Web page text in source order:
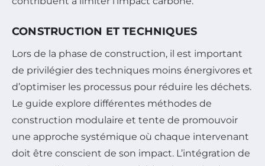
CONSTRUCTION ET TECHNIQUES
Lors de la phase de construction, il est important
de privilégier des techniques moins énergivores et
d’optimiser les processus pour réduire les déchets.
Le guide explore différentes méthodes de
construction modulaire et tente de promouvoir
une approche systémique où chaque intervenant
doit être conscient de son impact. L’intégration de